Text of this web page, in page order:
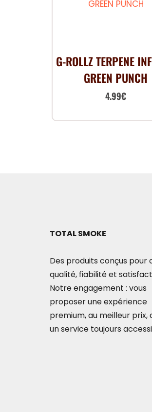
G-ROLLZ TERPENE
GREEN PUNCH
Le
4.99€Le
TOTAL SMOKE
Des produits conçus pour
qualité, fiabilité et
Notre engagement : vous
proposer une expérience
premium, au meilleur prix,
un service toujours